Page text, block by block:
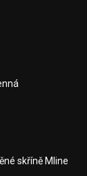
skříně Mline